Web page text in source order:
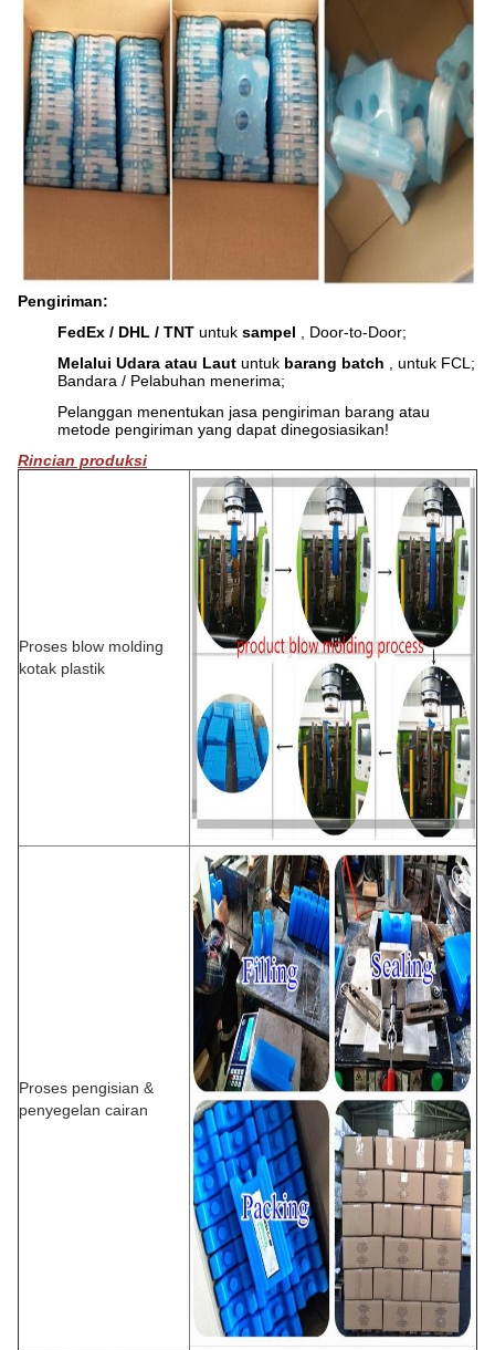
Pengiriman:
FedEx / DHL / TNT untuk sampel , Door-to-Door;
Melalui Udara atau Laut untuk barang batch , untuk FCL;
Bandara / Pelabuhan menerima;
Pelanggan menentukan jasa pengiriman barang atau
metode pengiriman yang dapat dinegosiasikan!
Rincian produksi
Proses blow molding
kotak plastik
Proses pengisian &
penyegelan cairan